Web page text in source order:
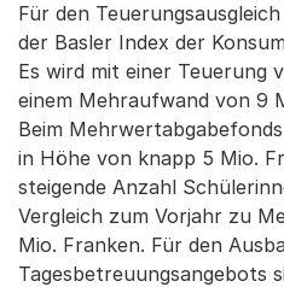
Für den
der Basler Index der
Es wird mit einer Teuerung
einem Mehraufwand von 9
Beim
in Höhe von knapp 5 Mio.
steigende Anzahl
Vergleich zum Vorjahr zu
Mio. Franken. Für den
Tagesbetreuungsangebots